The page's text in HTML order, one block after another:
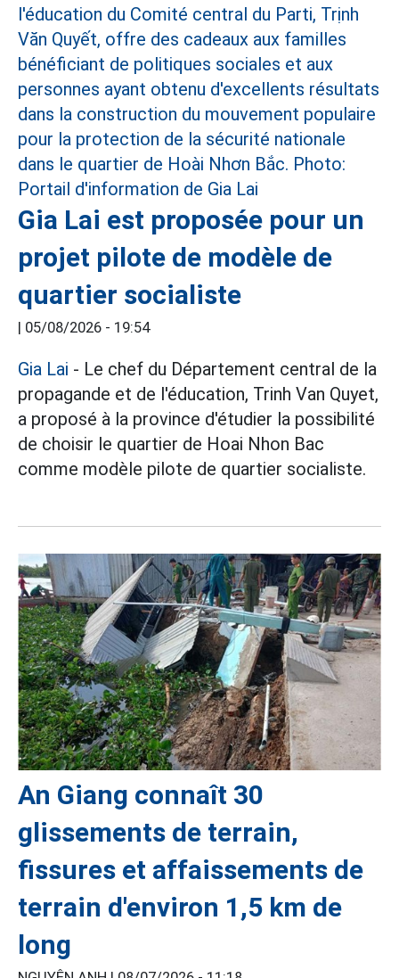
Gia Lai est proposée pour un
projet pilote de modèle de
quartier socialiste
| 05/08/2026 - 19:54
Gia Lai - Le chef du Département central de la
propagande et de l'éducation, Trinh Van Quyet,
a proposé à la province d'étudier la possibilité
de choisir le quartier de Hoai Nhon Bac
comme modèle pilote de quartier socialiste.
An Giang connaît 30
glissements de terrain,
fissures et affaissements de
terrain d'environ 1,5 km de
long